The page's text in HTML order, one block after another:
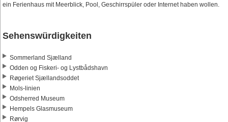
ein Ferienhaus mit Meerblick, Pool, Geschirrspüler oder Internet haben wollen.
Sehenswürdigkeiten
Sommerland Sjælland
Odden og Fiskeri- og Lystbådshavn
Røgeriet Sjællandsoddet
Mols-linien
Odsherred Museum
Hempels Glasmuseum
Rørvig